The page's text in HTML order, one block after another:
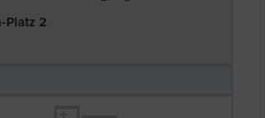
Platz 2